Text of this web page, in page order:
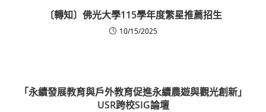
〔轉知〕佛光大學115學年度繁星推薦招生
10/15/2025
「永續發展教育與戶外教育促進永續農遊與觀光創新」
USR跨校SIG論壇